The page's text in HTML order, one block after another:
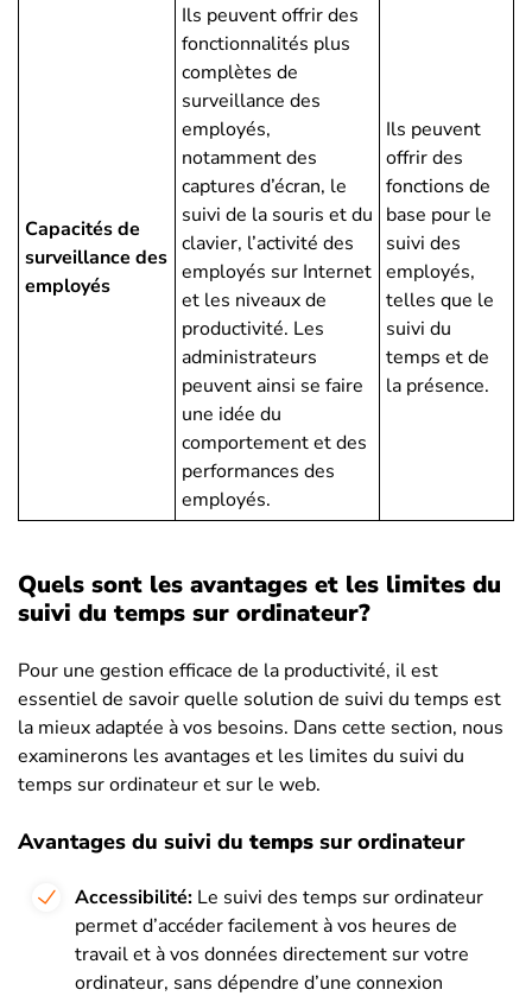
Capacités de
surveillance des
employés
Ils peuvent offrir des
fonctionnalités plus
complètes de
surveillance des
employés,
notamment des
captures d’écran, le
suivi de la souris et du
clavier, l’activité des
employés sur Internet
et les niveaux de
productivité. Les
administrateurs
peuvent ainsi se faire
une idée du
comportement et des
performances des
employés.
Ils peuvent
offrir des
fonctions de
base pour le
suivi des
employés,
telles que le
suivi du
temps et de
la présence.
Quels sont les avantages et les limites du
suivi du temps sur ordinateur?
Pour une gestion efficace de la productivité, il est
essentiel de savoir quelle solution de suivi du temps est
la mieux adaptée à vos besoins. Dans cette section, nous
examinerons les avantages et les limites du suivi du
temps sur ordinateur et sur le web.
Avantages du suivi du temps sur ordinateur
Accessibilité: Le suivi des temps sur ordinateur
permet d’accéder facilement à vos heures de
travail et à vos données directement sur votre
ordinateur, sans dépendre d’une connexion